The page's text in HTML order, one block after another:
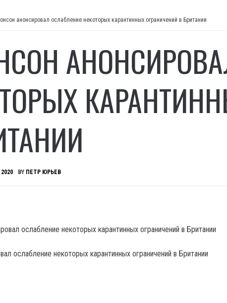
анонсировал ослабление некоторых карантинных ограничений в Британии
BY ПЕТР ЮРЬЕВ
ослабление некоторых карантинных ограничений в Британии